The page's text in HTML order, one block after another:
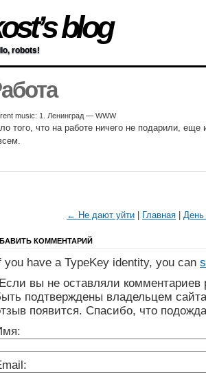
blog
robots!
music: 1. Ленинград — WWW
того, что на работе ничего не подарили,
← Не дают уйти Главная
КОММЕНТАРИЙ
you have a TypeKey identity, you can
вы не оставляли
подтверждены владельцем
появится. Спасибо, что